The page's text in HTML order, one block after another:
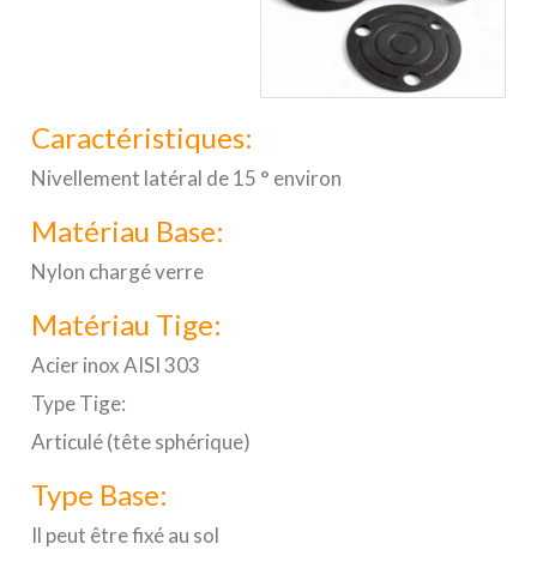
Caractéristiques:
Nivellement latéral de 15 ° environ
Matériau Base:
Nylon chargé verre
Matériau Tige:
Acier inox AISI 303
Type Tige:
Articulé (tête sphérique)
Type Base:
Il peut être fixé au sol